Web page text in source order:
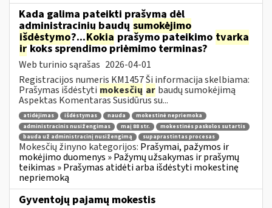
Kada galima pateikti prašymą dėl
administracinių baudų sumokėjimo
išdėstymo?...Kokia prašymo pateikimo tvarka
irkoks sprendimo priėmimo terminas?
Web turinio sąrašas 2026-04-01
Registracijos numeris KM1457 Ši informacija skelbiama:
Prašymas išdėstyti mokesčių ar baudų sumokėjimą
Aspektas Komentaras Susidūrus su...
atidėjimas išdėstymas nauda
mokestinė nepriemoka
administracinis nusižengimas
maį 88 str.
mokestinės paskolos sutartis
bauda už administracinį nusižengimą
supaprastintas procesas
Mokesčių žinyno kategorijos: Prašymai, pažymos ir
mokėjimo duomenys » Pažymų užsakymas ir prašymų
teikimas » Prašymas atidėti arba išdėstyti mokestinę
nepriemoką
Gyventojų pajamų mokestis